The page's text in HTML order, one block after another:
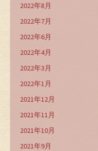
2022年8月
2022年7月
2022年6月
2022年4月
2022年3月
2022年1月
2021年12月
2021年11月
2021年10月
2021年9月